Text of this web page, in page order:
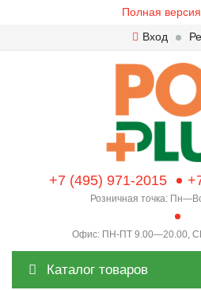
Полная
Вход
+7 (495) 971-2015
Розничная точка:
Офис: ПН-ПТ 9.00—20.00,
Каталог товаров